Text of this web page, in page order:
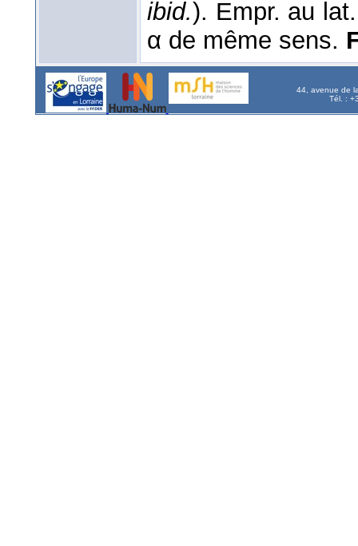
ibid.). Empr. au
α de même sens.
44, avenue de
Tél. :